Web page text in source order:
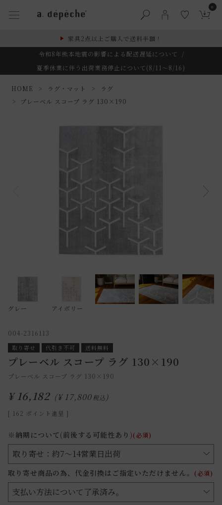
0
家具2点以上ご購入で送料半額！
令和8年熊本地震の影響による配送遅延について
/
夏季休業に伴う出荷業務停止について(8/11～8/16)
HOME ラグ・マット
ラグ
プレーベル スコープ ラグ 130×190
グレー アイボリー
004-2316113
取り寄せ 代引き不可 送料無料
プレーベル スコープ ラグ 130×190
プレーベル スコープ ラグ 130×190
¥ 16,182 ¥ 17,800税込
[ 162 ポイント進呈 ]
※納期について(前後する可能性あり)(必須)
取り寄せ商品の為、代金引換はご指定いただけません。 (必須)